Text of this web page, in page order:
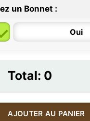
un Bonnet :
Oui
Total: 0
AJOUTER AU PANIER